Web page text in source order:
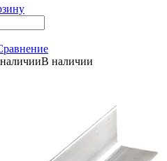
В наличии